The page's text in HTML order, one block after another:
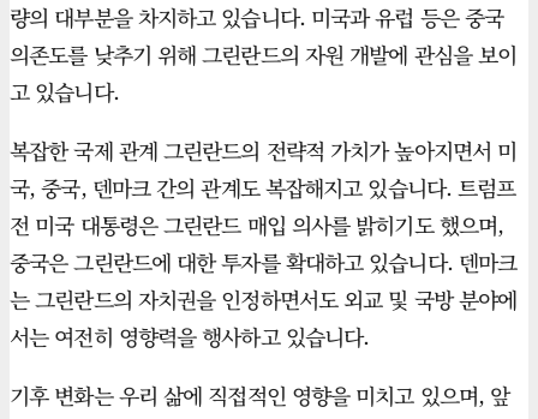
량의 대부분을 차지하고 있습니다. 미국과 유럽 등은 중국
의존도를 낮추기 위해 그린란드의 자원 개발에 관심을 보이
고 있습니다.
복잡한 국제 관계 그린란드의 전략적 가치가 높아지면서 미
국, 중국, 덴마크 간의 관계도 복잡해지고 있습니다. 트럼프
전 미국 대통령은 그린란드 매입 의사를 밝히기도 했으며,
중국은 그린란드에 대한 투자를 확대하고 있습니다. 덴마크
는 그린란드의 자치권을 인정하면서도 외교 및 국방 분야에
서는 여전히 영향력을 행사하고 있습니다.
기후 변화는 우리 삶에 직접적인 영향을 미치고 있으며, 앞